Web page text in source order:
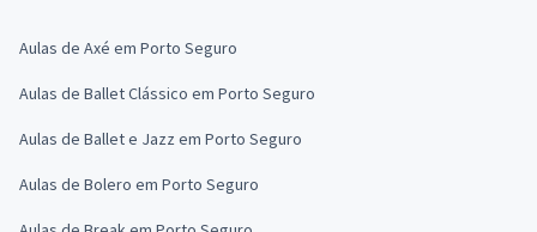
Aulas de Axé em Porto Seguro
Aulas de Ballet Clássico em Porto Seguro
Aulas de Ballet e Jazz em Porto Seguro
Aulas de Bolero em Porto Seguro